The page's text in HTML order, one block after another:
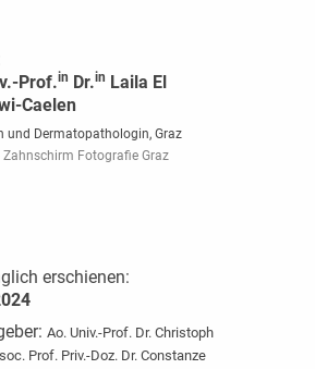
Prof.in Dr.in Laila El
Caelen
und Dermatopathologin, Graz
Zahnschirm Fotografie Graz
erschienen:
Ao. Univ.-Prof. Dr. Christoph
Prof. Priv.-Doz. Dr. Constanze